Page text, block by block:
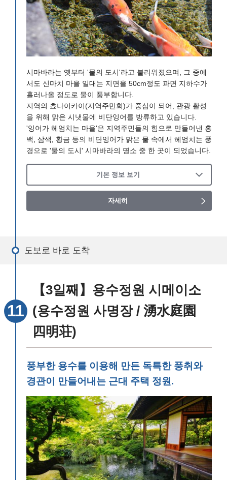
시마바라는 옛부터 '물의 도시'라고 불리워졌으며, 그 중에
서도 신마치 마을 일대는 지면을 50cm정도 파면 지하수가
흘러나올 정도로 물이 풍부합니다.
지역의 쵸나이카이(지역주민회)가 중심이 되어, 관광 활성
을 위해 맑은 시냇물에 비단잉어를 방류하고 있습니다.
'잉어가 헤엄치는 마을'은 지역주민들의 힘으로 만들어낸 홍
백, 삼색, 황금 등의 비단잉어가 맑은 물 속에서 헤엄치는 풍
경으로 '물의 도시' 시마바라의 명소 중 한 곳이 되었습니다.
기본 정보 보기
자세히
도보로 바로 도착
【3일째】용수정원 시메이소
(용수정원 사명장 / 湧水庭園
四明荘)
풍부한 용수를 이용해 만든 독특한 풍취와
경관이 만들어내는 근대 주택 정원.